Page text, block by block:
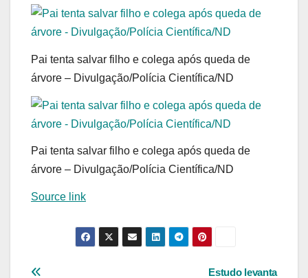
Pai tenta salvar filho e colega após queda de
árvore – Divulgação/Polícia Científica/ND
Pai tenta salvar filho e colega após queda de
árvore – Divulgação/Polícia Científica/ND
Source link
Estudo levanta